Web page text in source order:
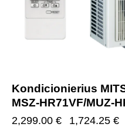
Kondicionierius
MSZ-HR71VF/MUZ-
2,299.00 € 1,724.25 €